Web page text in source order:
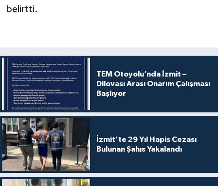
belirtti.
TEM Otoyolu’nda İzmit –
Dilovası Arası Onarım Çalışması
Başlıyor
İzmit’te 29 Yıl Hapis Cezası
Bulunan Şahıs Yakalandı